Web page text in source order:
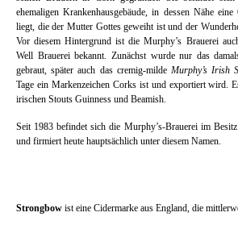
ehemaligen Krankenhausgebäude, in dessen Nähe eine
liegt, die der Mutter Gottes geweiht ist und der
Vor diesem Hintergrund ist die Murphy’s Brauerei
Well Brauerei bekannt. Zunächst wurde nur das
gebraut, später auch das cremig-milde Murphy’s Irish
Tage ein Markenzeichen Corks ist und exportiert wird.
irischen Stouts Guinness und Beamish.
Seit 1983 befindet sich die Murphy’s-Brauerei im
und firmiert heute hauptsächlich unter diesem Namen.
Strongbow ist eine Cidermarke aus England, die